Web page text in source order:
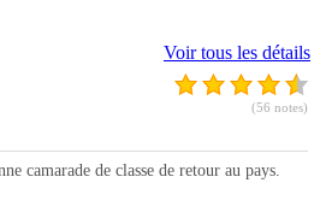
Voir tous les détails
(56 notes)
camarade de classe de retour au pays.